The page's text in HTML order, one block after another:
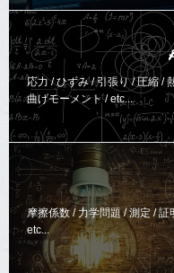
応力 / ひずみ / 引張り / 圧縮 /
曲げモーメント /etc...
摩擦係数 / 力学問題 / 測定 /
etc...